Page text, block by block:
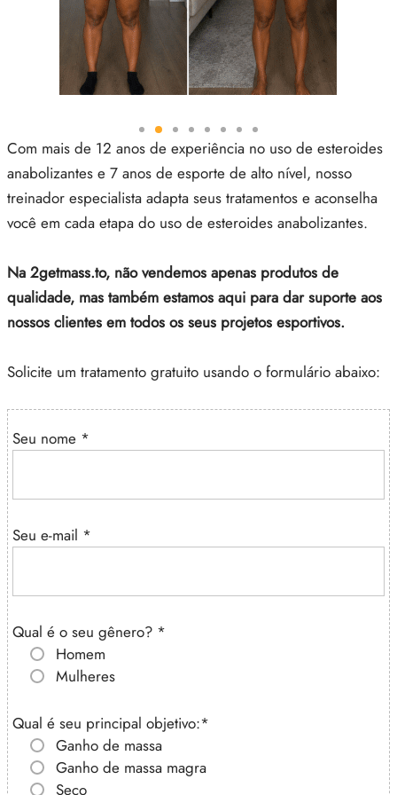
Com mais de 12 anos de experiência no uso de esteroides
anabolizantes e 7 anos de esporte de alto nível, nosso
treinador especialista adapta seus tratamentos e aconselha
você em cada etapa do uso de esteroides anabolizantes.
Na 2getmass.to, não vendemos apenas produtos de
qualidade, mas também estamos aqui para dar suporte aos
nossos clientes em todos os seus projetos esportivos.
Solicite um tratamento gratuito usando o formulário abaixo:
Seu nome *
Seu e-mail *
Qual é o seu gênero? *
Homem
Mulheres
Qual é seu principal objetivo:*
Ganho de massa
Ganho de massa magra
Seco
/ GENETIC 🇪🇺
/ PHARMACOM INT. 🌍
De Estenbolona
(Estanozolol) Oral
(Mounjaro)
GnRH